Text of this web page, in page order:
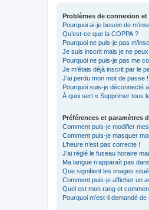
Problèmes de connexion et
Pourquoi ai-je besoin de
Qu’est-ce que la COPPA ?
Pourquoi ne puis-je pas
Je suis inscrit mais je ne
Pourquoi ne puis-je pas me
Je m’étais déjà inscrit par le
J’ai perdu mon mot de passe !
Pourquoi suis-je déconnecté
À quoi sert « Supprimer tous
Préférences et paramètres
Comment puis-je modifier
Comment puis-je masquer
L’heure n’est pas correcte !
J’ai réglé le fuseau horaire
Ma langue n’apparaît pas
Que signifient les images
Comment puis-je afficher un
Quel est mon rang et
Pourquoi m’est-il demandé